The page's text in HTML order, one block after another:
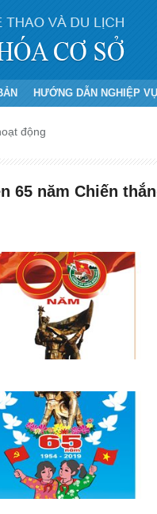
HƯỚNG DẪN NGHIỆP VỤ
động
65 năm Chiến